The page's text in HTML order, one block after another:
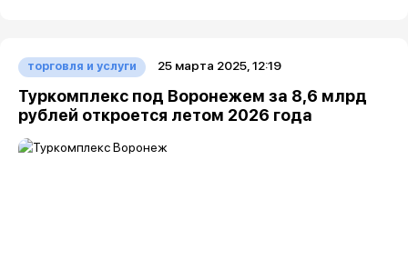
торговля и услуги 25 марта 2025, 12:19
Туркомплекс под Воронежем за 8,6 млрд
рублей откроется летом 2026 года